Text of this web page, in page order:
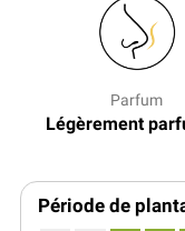
Parfum
Légèrement
Période de